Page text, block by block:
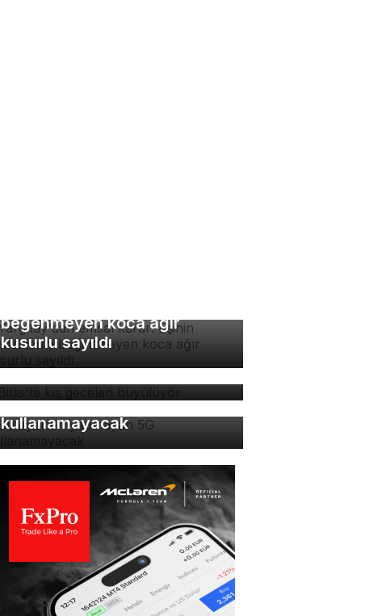
beğenmeyen koca ağır
kusurlu sayıldı
Bitlis'te kış geceleri
büyülüyor
Bu ayarları yapmayan 5G
kullanamayacak